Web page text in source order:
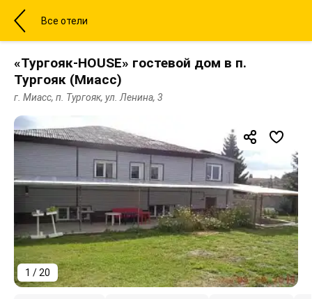
Все отели
«Тургояк-HOUSE» гостевой дом в п.
Тургояк (Миасс)
г. Миасс, п. Тургояк, ул. Ленина, 3
1 / 20